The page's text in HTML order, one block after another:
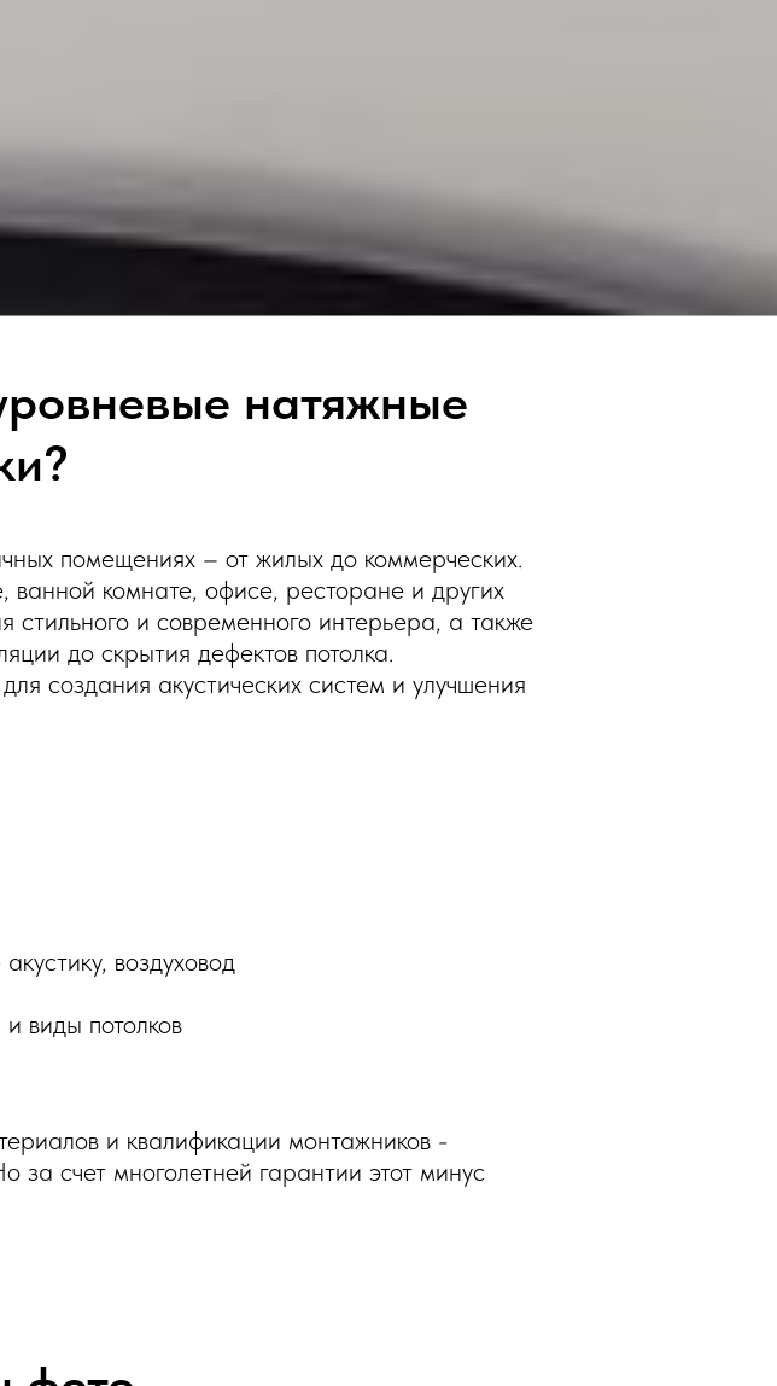
натяжные
помещениях – от жилых до коммерческих.
ванной комнате, офисе, ресторане и других
стильного и современного интерьера, а также
до скрытия дефектов потолка.
создания акустических систем и улучшения
воздуховод
виды потолков
и квалификации монтажников -
за счет многолетней гарантии этот минус